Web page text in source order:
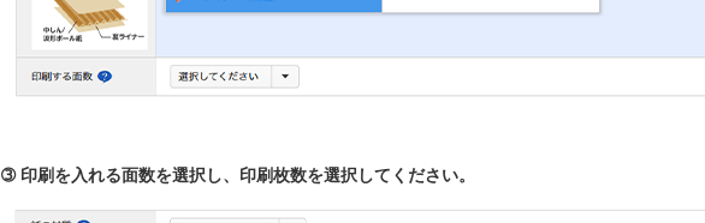
➂ 印刷を入れる面数を選択し、印刷枚数を選択してください。